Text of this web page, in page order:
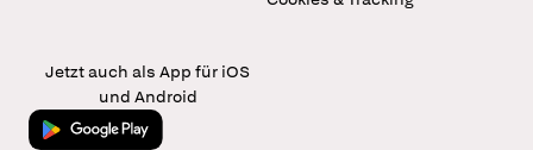
Jetzt auch als App für iOS
und Android
Jetzt bei Google Play